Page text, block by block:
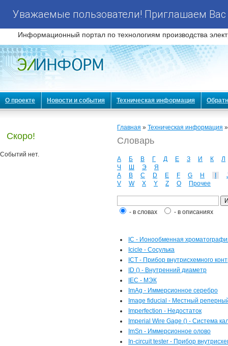
Уважаемые пользователи! Приглашаем
Информационный портал по технологиям производства
О проекте Новости и события Техническая информация
Скоро!
Событий нет.
Главная » Техническая информация
Словарь
А Б В Г Д Е З И К
Л
Ч
Ш Э
Я
A
B C D E F G H
V
W X Y Z О Прочее
- в словах - в описаниях
IC - Ионообменная
Icicle - Сосулька
ICT - Прибор внутрисхемного
ID () - Внутренний диаметр
IEC - МЭК
ImAg - Иммерсионное серебро
Image fiducial - Местный
Imperfection - Недостаток
Imperial Wire Gage () - Система
ImSn - Иммерсионное олово
In-circuit tester - Прибор